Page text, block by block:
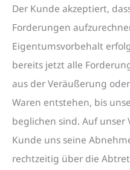
Der Kunde akzeptiert,
Forderungen
Eigentumsvorbehalt
bereits jetzt alle
aus der Veräußerung
Waren entstehen, bis
beglichen sind. Auf
Kunde uns seine
rechtzeitig über die